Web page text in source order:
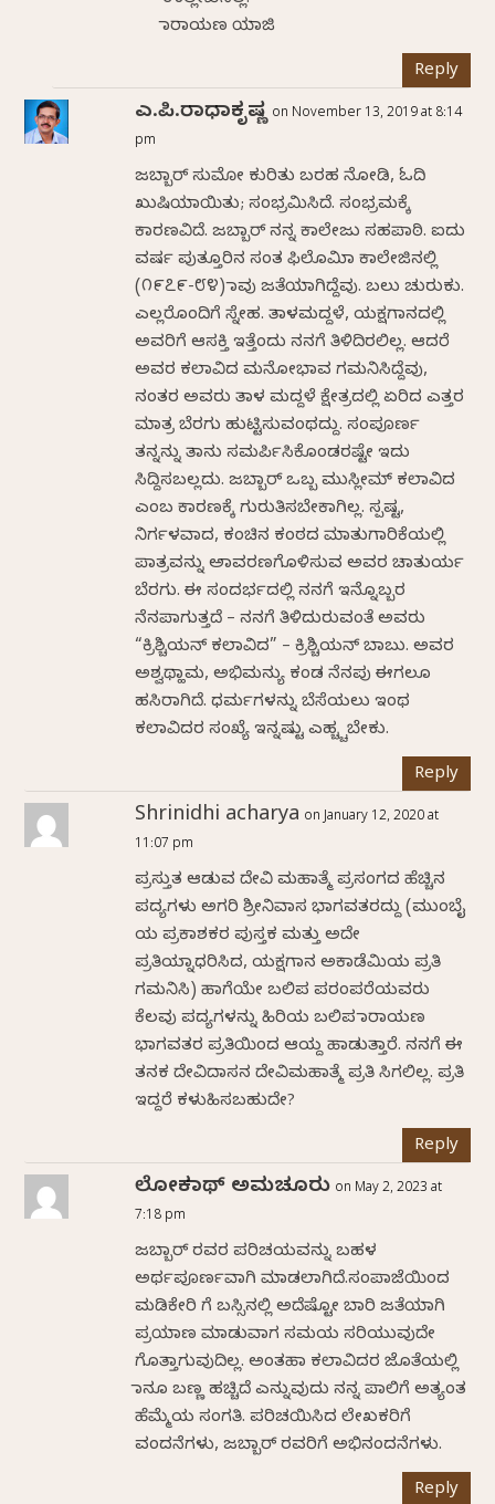
ನಾರಾಯಣ ಯಾಜಿ
Reply
ಎ.ಪಿ.ರಾಧಾಕೃಷ್ಣ on November 13, 2019 at 8:14
pm
ಜಬ್ಬಾರ್ ಸುಮೋ ಕುರಿತು ಬರಹ ನೋಡಿ, ಓದಿ
ಖುಷಿಯಾಯಿತು; ಸಂಭ್ರಮಿಸಿದೆ. ಸಂಭ್ರಮಕ್ಕೆ
ಕಾರಣವಿದೆ. ಜಬ್ಬಾರ್ ನನ್ನ ಕಾಲೇಜು ಸಹಪಾಠಿ. ಐದು
ವರ್ಷ ಪುತ್ತೂರಿನ ಸಂತ ಫಿಲೊಮಿನಾ ಕಾಲೇಜಿನಲ್ಲಿ
(೧೯೭೯-೮೪) ನಾವು ಜತೆಯಾಗಿದ್ದೆವು. ಬಲು ಚುರುಕು.
ಎಲ್ಲರೊಂದಿಗೆ ಸ್ನೇಹ. ತಾಳಮದ್ದಳೆ, ಯಕ್ಷಗಾನದಲ್ಲಿ
ಅವರಿಗೆ ಆಸಕ್ತಿ ಇತ್ತೆಂದು ನನಗೆ ತಿಳಿದಿರಲಿಲ್ಲ. ಆದರೆ
ಅವರ ಕಲಾವಿದ ಮನೋಭಾವ ಗಮನಿಸಿದ್ದೆವು,
ನಂತರ ಅವರು ತಾಳ ಮದ್ದಳೆ ಕ್ಷೇತ್ರದಲ್ಲಿ ಏರಿದ ಎತ್ತರ
ಮಾತ್ರ ಬೆರಗು ಹುಟ್ಟಿಸುವಂಥದ್ದು. ಸಂಪೂರ್ಣ
ತನ್ನನ್ನು ತಾನು ಸಮರ್ಪಿಸಿಕೊಂಡರಷ್ಟೇ ಇದು
ಸಿದ್ದಿಸಬಲ್ಲದು. ಜಬ್ಬಾರ್ ಒಬ್ಬ ಮುಸ್ಲೀಮ್ ಕಲಾವಿದ
ಎಂಬ ಕಾರಣಕ್ಕೆ ಗುರುತಿಸಬೇಕಾಗಿಲ್ಲ. ಸ್ಪಷ್ಟ,
ನಿರ್ಗಳವಾದ, ಕಂಚಿನ ಕಂಠದ ಮಾತುಗಾರಿಕೆಯಲ್ಲಿ
ಪಾತ್ರವನ್ನು ಅನಾವರಣಗೊಳಿಸುವ ಅವರ ಚಾತುರ್ಯ
ಬೆರಗು. ಈ ಸಂದರ್ಭದಲ್ಲಿ ನನಗೆ ಇನ್ನೊಬ್ಬರ
ನೆನಪಾಗುತ್ತದೆ – ನನಗೆ ತಿಳಿದುರುವಂತೆ ಅವರು
“ಕ್ರಿಶ್ಚಿಯನ್ ಕಲಾವಿದ” – ಕ್ರಿಶ್ಚಿಯನ್ ಬಾಬು. ಅವರ
ಅಶ್ವಥ್ಹಾಮ, ಅಭಿಮನ್ಯು ಕಂಡ ನೆನಪು ಈಗಲೂ
ಹಸಿರಾಗಿದೆ. ಧರ್ಮಗಳನ್ನು ಬೆಸೆಯಲು ಇಂಥ
ಕಲಾವಿದರ ಸಂಖ್ಯೆ ಇನ್ನಷ್ಟು ಎಹ್ಚ್ಚಬೇಕು.
Reply
Shrinidhi acharya on January 12, 2020 at
11:07 pm
ಪ್ರಸ್ತುತ ಆಡುವ ದೇವಿ ಮಹಾತ್ಮೆ ಪ್ರಸಂಗದ ಹೆಚ್ಚಿನ
ಪದ್ಯಗಳು ಅಗರಿ ಶ್ರೀನಿವಾಸ ಭಾಗವತರದ್ದು (ಮುಂಬೈ
ಯ ಪ್ರಕಾಶಕರ ಪುಸ್ತಕ ಮತ್ತು ಅದೇ
ಪ್ರತಿಯನ್ನಾಧರಿಸಿದ, ಯಕ್ಷಗಾನ ಅಕಾಡೆಮಿಯ ಪ್ರತಿ
ಗಮನಿಸಿ) ಹಾಗೆಯೇ ಬಲಿಪ ಪರಂಪರೆಯವರು
ಕೆಲವು ಪದ್ಯಗಳನ್ನು ಹಿರಿಯ ಬಲಿಪ ನಾರಾಯಣ
ಭಾಗವತರ ಪ್ರತಿಯಿಂದ ಆಯ್ದ ಹಾಡುತ್ತಾರೆ. ನನಗೆ ಈ
ತನಕ ದೇವಿದಾಸನ ದೇವಿಮಹಾತ್ಮೆ ಪ್ರತಿ ಸಿಗಲಿಲ್ಲ. ಪ್ರತಿ
ಇದ್ದರೆ ಕಳುಹಿಸಬಹುದೇ?
Reply
ಲೋಕನಾಥ್ ಅಮಚೂರು on May 2, 2023 at
7:18 pm
ಜಬ್ಬಾರ್ ರವರ ಪರಿಚಯವನ್ನು ಬಹಳ
ಅರ್ಥಪೂರ್ಣವಾಗಿ ಮಾಡಲಾಗಿದೆ.ಸಂಪಾಜೆಯಿಂದ
ಮಡಿಕೇರಿ ಗೆ ಬಸ್ಸಿನಲ್ಲಿ ಅದೆಷ್ಟೋ ಬಾರಿ ಜತೆಯಾಗಿ
ಪ್ರಯಾಣ ಮಾಡುವಾಗ ಸಮಯ ಸರಿಯುವುದೇ
ಗೊತ್ತಾಗುವುದಿಲ್ಲ. ಅಂತಹಾ ಕಲಾವಿದರ ಜೊತೆಯಲ್ಲಿ
ನಾನೂ ಬಣ್ಣ ಹಚ್ಚಿದೆ ಎನ್ನುವುದು ನನ್ನ ಪಾಲಿಗೆ ಅತ್ಯಂತ
ಹೆಮ್ಮೆಯ ಸಂಗತಿ. ಪರಿಚಯಿಸಿದ ಲೇಖಕರಿಗೆ
ವಂದನೆಗಳು, ಜಬ್ಬಾರ್ ರವರಿಗೆ ಅಭಿನಂದನೆಗಳು.
Reply